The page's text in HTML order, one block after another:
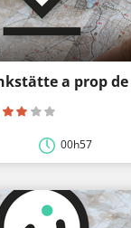
00h57